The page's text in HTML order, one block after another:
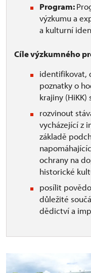
Program:
výzkumu a
a kulturní
Cíle výzkumného
identifikovat,
poznatky o
krajiny
rozvinout
vycházející z
základě
ochrany na
historické
posílit
důležité
dědictví a